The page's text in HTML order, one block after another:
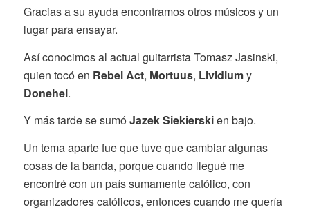
Gracias a su ayuda encontramos otros músicos y un
lugar para ensayar.
Así conocimos al actual guitarrista Tomasz Jasinski,
quien tocó en Rebel Act, Mortuus, Lividiumy
Donehel.
Y más tarde se sumóJazek Siekierskien bajo.
Un tema aparte fue que tuve que cambiar algunas
cosas de la banda, porque cuando llegué me
encontré con un país sumamente católico, con
organizadores católicos, entonces cuando me quería